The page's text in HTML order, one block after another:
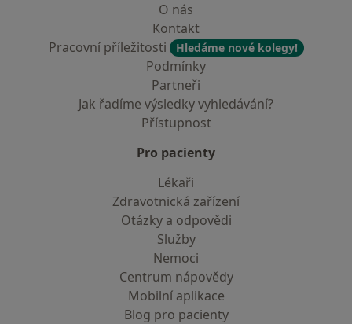
O nás
Kontakt
Pracovní příležitosti
Hledáme nové kolegy!
Podmínky
Partneři
Jak řadíme výsledky vyhledávání?
Přístupnost
Pro pacienty
Lékaři
Zdravotnická zařízení
Otázky a odpovědi
Služby
Nemoci
Centrum nápovědy
Mobilní aplikace
Blog pro pacienty